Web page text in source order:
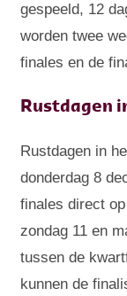
gespeeld, 12
worden twee
finales en de
Rustdagen
Rustdagen in
donderdag 8
finales direct
zondag 11 en
tussen de
kunnen de